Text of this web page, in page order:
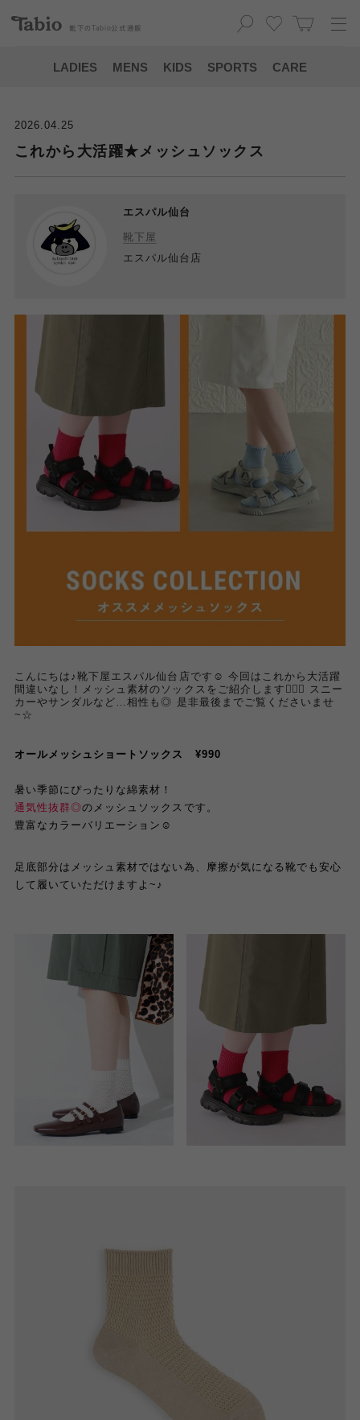
靴下の Tabio 公式通販
LADIES MENS KIDS SPORTS CARE
2026.04.25
これから大活躍★メッシュソックス
エスパル仙台
靴下屋
エスパル仙台店
こんにちは♪靴下屋エスパル仙台店です☺︎ 今回はこれから大活躍
間違いなし！メッシュ素材のソックスをご紹介します💁🏻‍♀️ スニー
カーやサンダルなど…相性も◎ 是非最後までご覧くださいませ
~☆
オールメッシュショートソックス ¥990
暑い季節にぴったりな綿素材！
通気性抜群◎のメッシュソックスです。
豊富なカラーバリエーション☺︎
足底部分はメッシュ素材ではない為、摩擦が気になる靴でも安心
して履いていただけますよ~♪